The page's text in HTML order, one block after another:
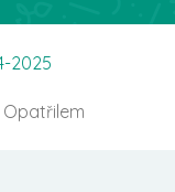
t
2025